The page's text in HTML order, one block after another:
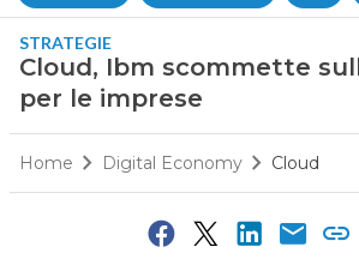
STRATEGIE
Cloud, Ibm scommette
per le imprese
Home Digital Economy Cloud